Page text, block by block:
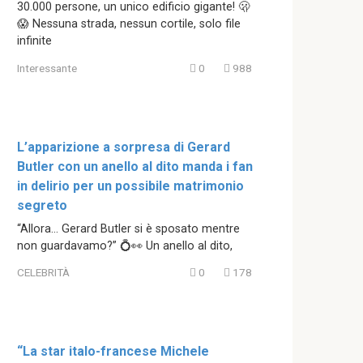
30.000 persone, un unico edificio gigante! 🫢
😱 Nessuna strada, nessun cortile, solo file
infinite
Interessante 0 988
L’apparizione a sorpresa di Gerard
Butler con un anello al dito manda i fan
in delirio per un possibile matrimonio
segreto
“Allora… Gerard Butler si è sposato mentre
non guardavamo?” 💍👀 Un anello al dito,
CELEBRITÀ 0 178
“La star italo-francese Michele